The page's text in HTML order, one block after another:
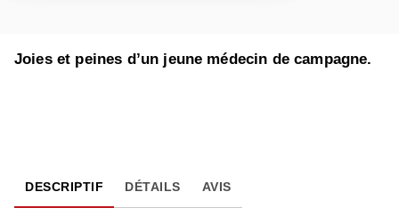
Joies et peines d’un jeune médecin de campagne.
DESCRIPTIF DÉTAILS AVIS